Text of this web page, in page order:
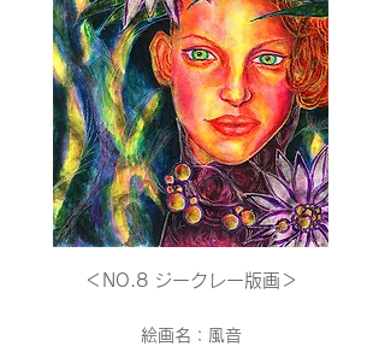
＜NO.8 ジークレー版画＞
絵画名：風音